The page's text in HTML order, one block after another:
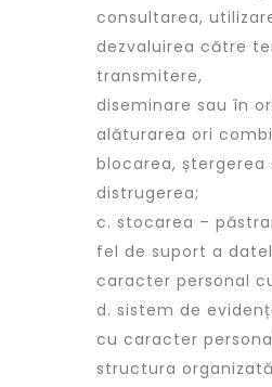
consultarea,
dezvaluirea către
transmitere,
diseminare sau în
alăturarea ori
blocarea, ștergerea
distrugerea;
c. stocarea –
fel de suport a
caracter personal
d. sistem de
cu caracter
structura